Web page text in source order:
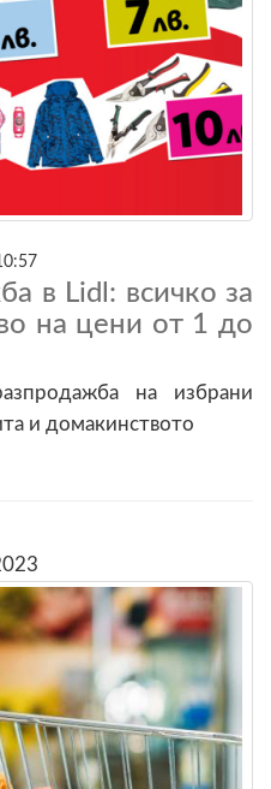
в Lidl: всичко за
на цени от 1 до
на избрани
и домакинството